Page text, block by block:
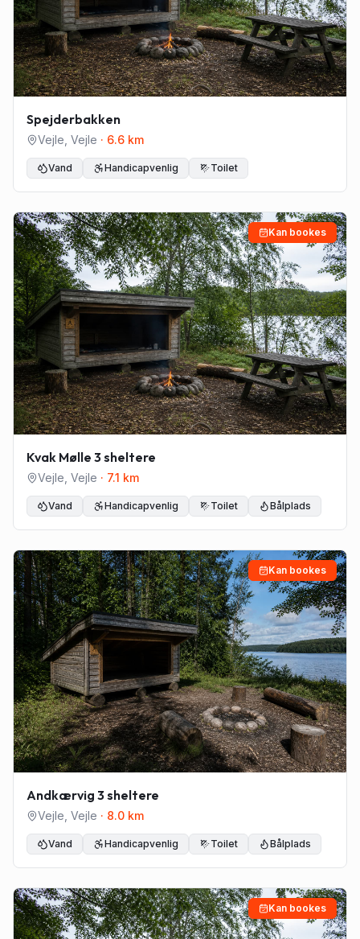
Spejderbakken
Vejle Vejle · 6.6 km
Vand Handicapvenlig Toilet
Kan bookes
Kvak Mølle 3 sheltere
Vejle Vejle · 7.1 km
Vand Handicapvenlig Toilet Bålplads
Kan bookes
Andkærvig 3 sheltere
Vejle Vejle · 8.0 km
Vand Handicapvenlig Toilet Bålplads
Kan bookes